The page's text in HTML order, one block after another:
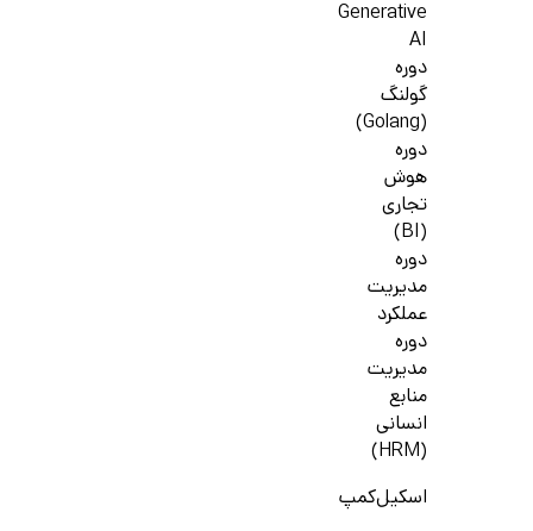
Generative
AI
دوره
گولنگ
(Golang)
دوره
هوش
تجاری
(BI)
دوره
مدیریت
عملکرد
دوره
مدیریت
منابع
انسانی
(HRM)
اسکیل‌کمپ